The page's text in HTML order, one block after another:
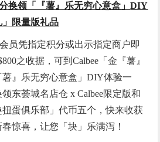
换领「『薯』乐无穷心意盒」DIY
」限量版礼品
员凭指定积分或出示指定商户即
之收据，可到Calbee「金『薯』
』乐无穷心意盒」DIY体验一
东荟城名店仓 x Calbee限定版和
蛋俱乐部」代币五个，快来收获
惊喜，让您「块」乐满泻！